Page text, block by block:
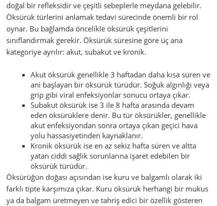
doğal bir refleksidir ve çeşitli sebeplerle meydana gelebilir.
Öksürük türlerini anlamak tedavi sürecinde önemli bir rol
oynar. Bu bağlamda öncelikle öksürük çeşitlerini
sınıflandırmak gerekir. Öksürük süresine göre üç ana
kategoriye ayrılır: akut, subakut ve kronik.
Akut öksürük genellikle 3 haftadan daha kısa süren ve
ani başlayan bir öksürük türüdür. Soğuk algınlığı veya
grip gibi viral enfeksiyonlar sonucu ortaya çıkar.
Subakut öksürük ise 3 ile 8 hafta arasında devam
eden öksürüklere denir. Bu tür öksürükler, genellikle
akut enfeksiyondan sonra ortaya çıkan geçici hava
yolu hassasiyetinden kaynaklanır.
Kronik öksürük ise en az sekiz hafta süren ve altta
yatan ciddi sağlık sorunlarına işaret edebilen bir
öksürük türüdür.
Öksürüğün doğası açısından ise kuru ve balgamlı olarak iki
farklı tipte karşımıza çıkar. Kuru öksürük herhangi bir mukus
ya da balgam üretmeyen ve tahriş edici bir özellik gösteren